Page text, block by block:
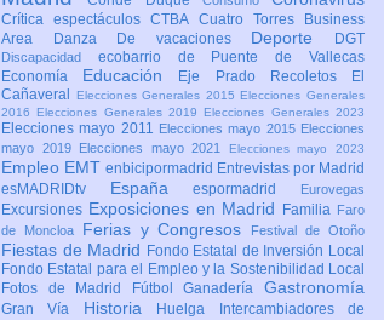
Crítica espectáculosCTBA Cuatro Torres Business
Area
Danza De vacaciones Deporte DGT
Discapacidad ecobarrio de Puente de Vallecas
Economía Educación Eje Prado Recoletos
El
Cañaveral
Elecciones Generales 2015 Elecciones Generales
2016 Elecciones Generales 2019 Elecciones Generales 2023
Elecciones mayo 2011 Elecciones mayo 2015 Elecciones
mayo 2019
Elecciones mayo 2021 Elecciones mayo 2023
Empleo EMT enbicipormadrid Entrevistas por Madrid
esMADRIDtv Españaespormadrid Eurovegas
Excursiones Exposiciones en Madrid Familia Faro
de Moncloa
Ferias y Congresos Festival de Otoño
Fiestas de Madrid Fondo Estatal de Inversión Local
Fondo Estatal para el Empleo y la Sostenibilidad Local
Fotos de Madrid
FútbolGanaderíaGastronomía
Gran Vía Historia Huelga
Intercambiadores de